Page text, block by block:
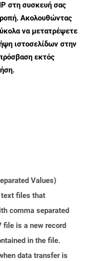
στη συσκευή σας
Ακολουθώντας
να μετατρέψετε
ιστοσελίδων στην
εκτός
Values)
text files that
comma separated
file is a new record
in the file.
data transfer is